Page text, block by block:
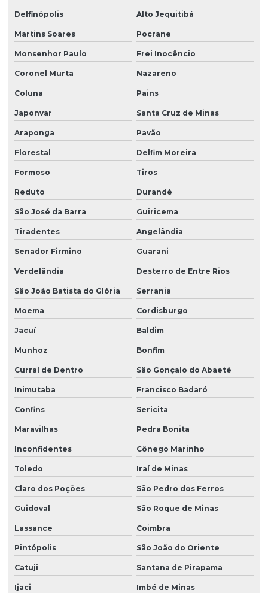
Delfinópolis Alto Jequitibá
Martins Soares Pocrane
Monsenhor Paulo Frei Inocêncio
Coronel Murta Nazareno
Coluna Pains
Japonvar Santa Cruz de Minas
Araponga Pavão
Florestal Delfim Moreira
Formoso Tiros
Reduto Durandé
São José da Barra Guiricema
Tiradentes Angelândia
Senador Firmino Guarani
Verdelândia Desterro de Entre Rios
São João Batista do Glória Serrania
Moema Cordisburgo
Jacuí Baldim
Munhoz Bonfim
Curral de Dentro São Gonçalo do Abaeté
Inimutaba Francisco Badaró
Confins Sericita
Maravilhas Pedra Bonita
Inconfidentes Cônego Marinho
Toledo Iraí de Minas
Claro dos Poções São Pedro dos Ferros
Guidoval São Roque de Minas
Lassance Coimbra
Pintópolis São João do Oriente
Catuji Santana de Pirapama
Ijaci Imbé de Minas